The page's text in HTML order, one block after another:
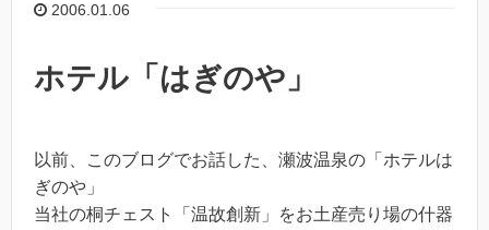
2006.01.06
ホテル「はぎのや」
以前、このブログでお話した、瀬波温泉の「ホテルは
ぎのや」
当社の桐チェスト「温故創新」をお土産売り場の什器